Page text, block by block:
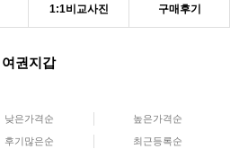
1:1비교사진 구매후기
여권지갑
낮은가격순 높은가격순
후기많은순 최근등록순